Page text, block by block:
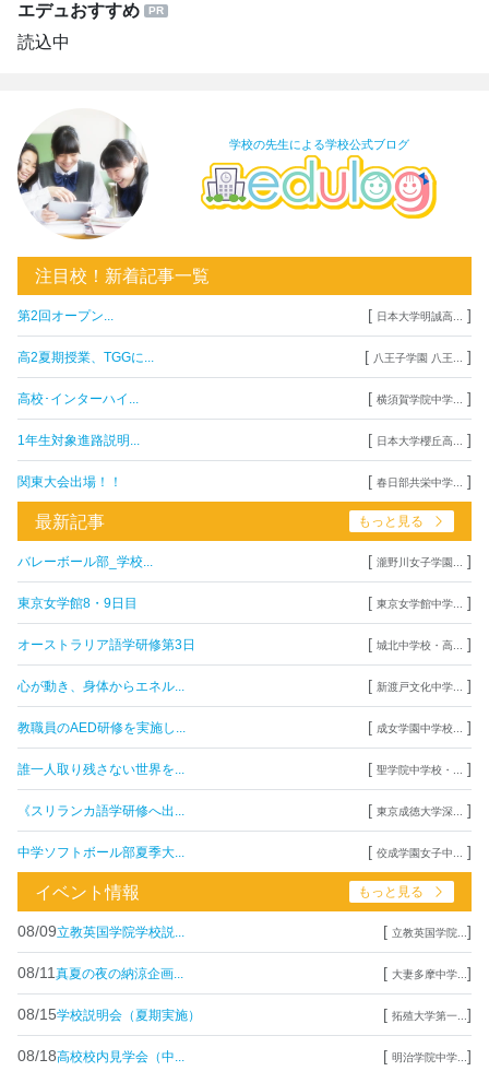
エデュおすすめ
読込中
学校の先生による学校公式ブログ
注目校！新着記事一覧
第2回オープン... [ 日本大学明誠高... ]
高2夏期授業、TGGに... [ 八王子学園 八王... ]
高校･インターハイ... [ 横須賀学院中学... ]
1年生対象進路説明... [ 日本大学櫻丘高... ]
関東大会出場！！ [ 春日部共栄中学... ]
最新記事 もっと見る
バレーボール部_学校... [ 瀧野川女子学園... ]
東京女学館8・9日目 [ 東京女学館中学... ]
オーストラリア語学研修第3日 [ 城北中学校・高... ]
心が動き、身体からエネル... [ 新渡戸文化中学... ]
教職員のAED研修を実施し... [ 成女学園中学校... ]
誰一人取り残さない世界を... [ 聖学院中学校・... ]
《スリランカ語学研修へ出... [ 東京成徳大学深... ]
中学ソフトボール部夏季大... [ 佼成学園女子中... ]
イベント情報 もっと見る
08/09立教英国学院学校説... [ 立教英国学院... ]
08/11 真夏の夜の納涼企画... [ 大妻多摩中学... ]
08/15学校説明会（夏期実施） [ 拓殖大学第一... ]
08/18高校校内見学会（中... [ 明治学院中学... ]